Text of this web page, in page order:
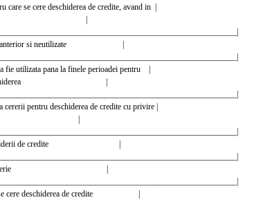
care se cere deschiderea de credite, avand in |
|
anterior si neutilizate |
fie utilizata pana la finele perioadei pentru |
deschiderea |
cererii pentru deschiderea de credite cu privire |
|
deschiderii de credite |
de trezorerie |
se cere deschiderea de credite |